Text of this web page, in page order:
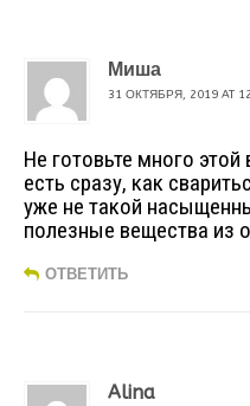
Миша
31 ОКТЯБРЯ, 2019 AT
Не готовьте много
есть сразу, как
уже не такой
полезные вещества из
ОТВЕТИТЬ
Alina